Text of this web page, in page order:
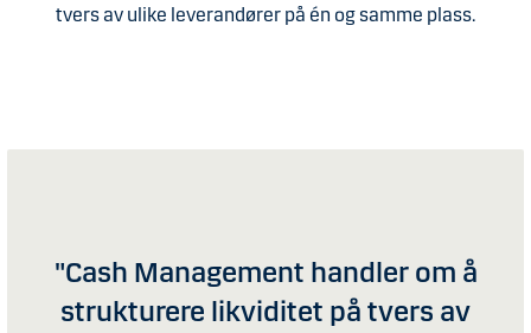
tvers av ulike leverandører på én og samme plass.
"Cash Management handler om å
strukturere likviditet på tvers av